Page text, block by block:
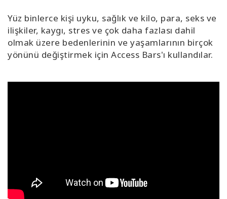
Yüz binlerce kişi uyku, sağlık ve kilo, para, seks ve
ilişkiler, kaygı, stres ve çok daha fazlası dahil
olmak üzere bedenlerinin ve yaşamlarının birçok
yönünü değiştirmek için Access Bars'ı kullandılar.